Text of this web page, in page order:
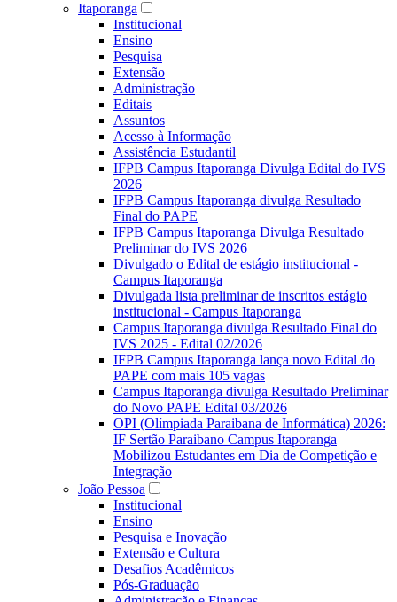
Itaporanga
Institucional
Ensino
Pesquisa
Extensão
Administração
Editais
Assuntos
Acesso à Informação
Assistência Estudantil
IFPB Campus Itaporanga Divulga Edital do IVS
2026
IFPB Campus Itaporanga divulga Resultado
Final do PAPE
IFPB Campus Itaporanga Divulga Resultado
Preliminar do IVS 2026
Divulgado o Edital de estágio institucional -
Campus Itaporanga
Divulgada lista preliminar de inscritos estágio
institucional - Campus Itaporanga
Campus Itaporanga divulga Resultado Final do
IVS 2025 - Edital 02/2026
IFPB Campus Itaporanga lança novo Edital do
PAPE com mais 105 vagas
Campus Itaporanga divulga Resultado Preliminar
do Novo PAPE Edital 03/2026
OPI (Olímpiada Paraibana de Informática) 2026:
IF Sertão Paraibano Campus Itaporanga
Mobilizou Estudantes em Dia de Competição e
Integração
João Pessoa
Institucional
Ensino
Pesquisa e Inovação
Extensão e Cultura
Desafios Acadêmicos
Pós-Graduação